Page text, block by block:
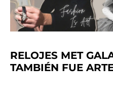
RELOJES MET
TAMBIÉN FUE